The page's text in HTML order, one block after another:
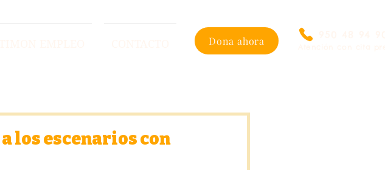
Dona ahora
los escenarios con